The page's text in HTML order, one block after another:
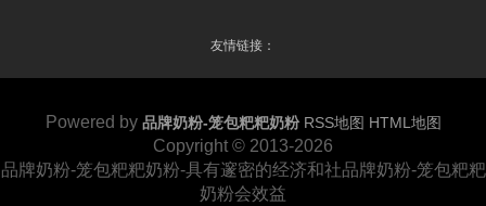
友情链接：
Powered by 品牌奶粉-笼包粑粑奶粉 RSS地图 HTML地图
Copyright © 2013-2026
品牌奶粉-笼包粑粑奶粉-具有邃密的经济和社品牌奶粉-笼包粑粑
奶粉会效益